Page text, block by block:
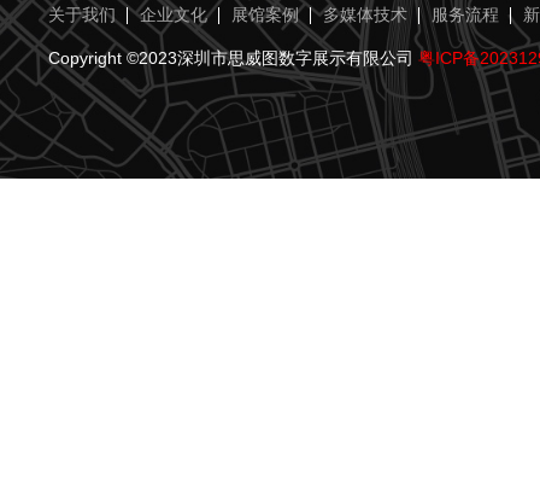
关于我们 企业文化 展馆案例 多媒体技术 服务流程
Copyright ©2023深圳市思威图数字展示有限公司 粤ICP备